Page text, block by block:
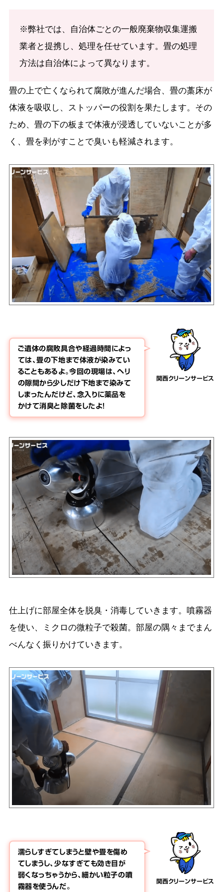
※弊社では、自治体ごとの一般廃棄物収集運搬
業者と提携し、処理を任せています。畳の処理
方法は自治体によって異なります。
畳の上で亡くなられて腐敗が進んだ場合、畳の藁床が
体液を吸収し、ストッパーの役割を果たします。その
ため、畳の下の板まで体液が浸透していないことが多
く、畳を剥がすことで臭いも軽減されます。
関西クリーンサービス
ご遺体の腐敗具合や経過時間によっ
ては、畳の下地まで体液が染みてい
ることもあるよ。今回の現場は、ヘリ
の隙間から少しだけ下地まで染みて
しまったんだけど、念入りに薬品を
かけて消臭と除菌をしたよ！
仕上げに部屋全体を脱臭・消毒していきます。噴霧器
を使い、ミクロの微粒子で殺菌。部屋の隅々までまん
べんなく振りかけていきます。
関西クリーンサービス
濡らしすぎてしまうと壁や畳を傷め
てしまうし、少なすぎても効き目が
弱くなっちゃうから、細かい粒子の噴
霧器を使うんだ。